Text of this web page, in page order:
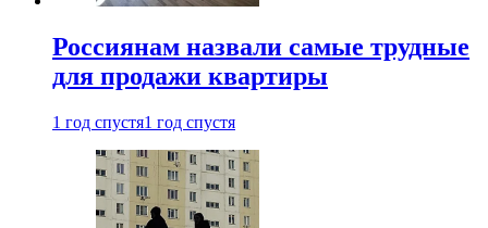
Россиянам назвали самые трудные
для продажи квартиры
1 год спустя1 год спустя